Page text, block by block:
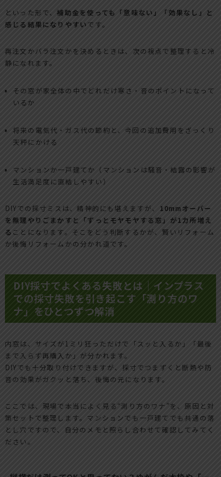
といった形で、補助金を使っても「意味ない」「効果なし」と
感じる結果になりやすい です。
再注文かバラ注文かを決めるときは、次の視点で整理すると冷
静になれます。
その窓が家全体の中でどれだけ寒さ・音のポイントになって
いるか
将来の電気代・ガス代の節約と、今回の追加費用をざっくり
天秤にかける
マンションか一戸建てか（マンションは騒音・結露の影響が
生活満足度に直結しやすい）
DIYでの採寸ミスは、精神的にも堪えますが、 10mmオーバー
を無理やりごまかすと「ずっとモヤモヤする窓」が1カ所増え
る ことになります。そこをどう判断するかが、賢いリフォーム
か後悔リフォームかの分かれ道です。
DIY採寸でよくある失敗とは｜インプラス
での採寸失敗を引き起こす「測り方のワ
ナ」をひとつずつ解消
内窓は、サイズが1ミリ狂っただけで「スッと入るか」「最後
まで入らず再購入か」が分かれます。
DIYでも十分取り付けできますが、採寸でつまずくと断熱や防
音の効果がガクッと落ち、後悔の元になります。
ここでは、現場で本当によく見る“測り方のワナ”を、原因と対
策セットで整理します。マンションでも一戸建てでも共通の落
とし穴ですので、自分のメモと照らし合わせて確認してみてく
ださい。